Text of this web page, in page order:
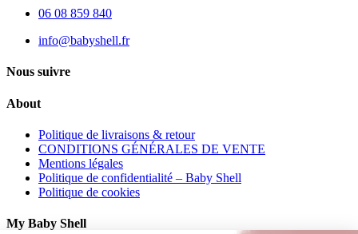
06 08 859 840
info@babyshell.fr
Nous suivre
About
Politique de livraisons & retour
CONDITIONS GÉNÉRALES DE VENTE
Mentions légales
Politique de confidentialité – Baby Shell
Politique de cookies
My Baby Shell